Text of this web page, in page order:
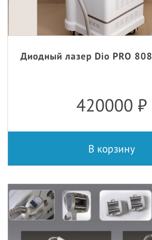
Диодный лазер Dio PRO 808
420000 ₽
В корзину